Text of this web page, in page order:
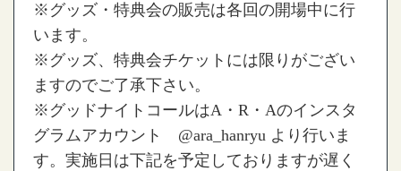
※グッズ・特典会の販売は各回の開場中に行
います。
※グッズ、特典会チケットには限りがござい
ますのでご了承下さい。
※グッドナイトコールはA・R・Aのインスタ
グラムアカウント @ara_hanryu より行いま
す。実施日は下記を予定しておりますが遅く